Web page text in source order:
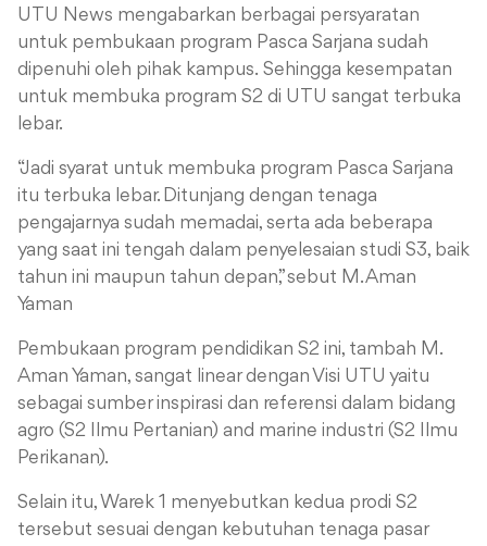
UTU News mengabarkan berbagai persyaratan
untuk pembukaan program Pasca Sarjana sudah
dipenuhi oleh pihak kampus. Sehingga kesempatan
untuk membuka program S2 di UTU sangat terbuka
lebar.
“Jadi syarat untuk membuka program Pasca Sarjana
itu terbuka lebar. Ditunjang dengan tenaga
pengajarnya sudah memadai, serta ada beberapa
yang saat ini tengah dalam penyelesaian studi S3, baik
tahun ini maupun tahun depan,” sebut M. Aman
Yaman
Pembukaan program pendidikan S2 ini, tambah M.
Aman Yaman, sangat linear dengan Visi UTU yaitu
sebagai sumber inspirasi dan referensi dalam bidang
agro (S2 Ilmu Pertanian) and marine industri (S2 Ilmu
Perikanan).
Selain itu, Warek 1 menyebutkan kedua prodi S2
tersebut sesuai dengan kebutuhan tenaga pasar